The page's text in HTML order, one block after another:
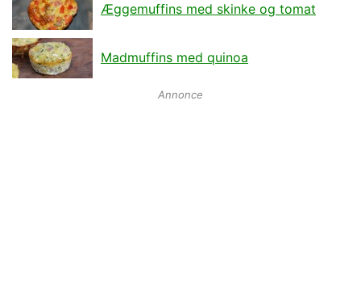
Æggemuffins med skinke og tomat
Madmuffins med quinoa
Annonce